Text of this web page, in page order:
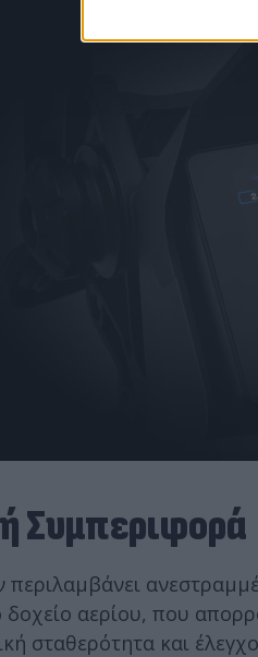
Συμπεριφορά
δοχείο αερίου, που
σταθερότητα και